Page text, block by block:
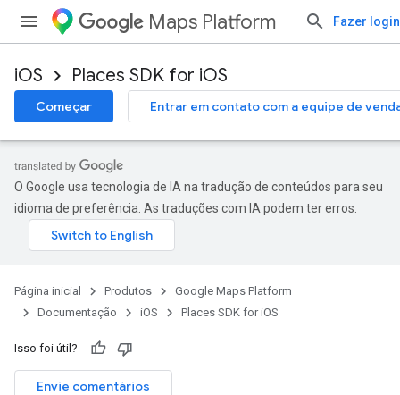
Maps Platform Fazer login
iOS Places SDK for iOS
Começar Entrar em contato com a equipe de
O Google usa tecnologia de IA na tradução de conteúdos para seu
idioma de preferência. As traduções com IA podem ter erros.
Página inicial Produtos
Google Maps Platform
Documentação
iOS Places SDK for iOS
Isso foi útil?
Envie comentários